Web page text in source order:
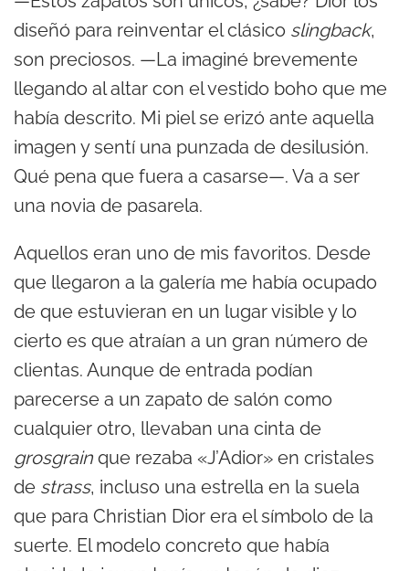
diseñó para reinventar el clásico slingback,
son preciosos. —La imaginé brevemente
llegando al altar con el vestido boho que me
había descrito. Mi piel se erizó ante aquella
imagen y sentí una punzada de desilusión.
Qué pena que fuera a casarse—. Va a ser
una novia de pasarela.
Aquellos eran uno de mis favoritos. Desde
que llegaron a la galería me había ocupado
de que estuvieran en un lugar visible y lo
cierto es que atraían a un gran número de
clientas. Aunque de entrada podían
parecerse a un zapato de salón como
cualquier otro, llevaban una cinta de
grosgrain que rezaba «J’Adior» en cristales
de strass, incluso una estrella en la suela
que para Christian Dior era el símbolo de la
suerte. El modelo concreto que había